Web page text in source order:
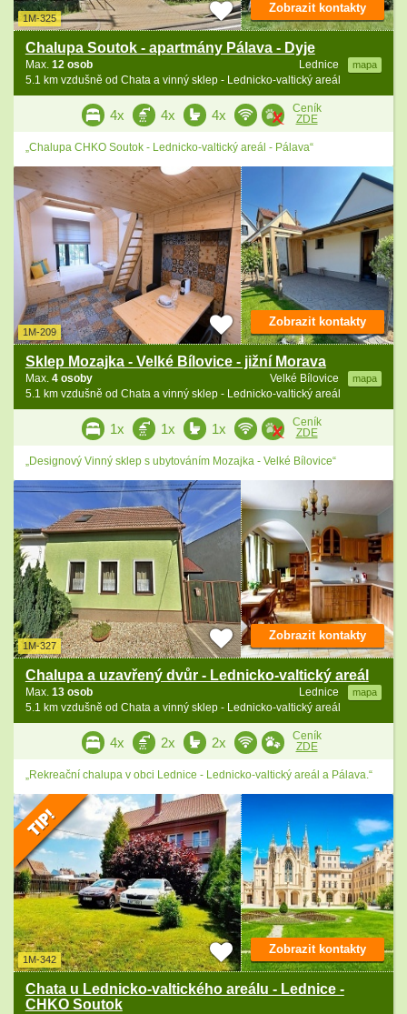
1M-325
Chalupa Soutok - apartmány Pálava - Dyje
Lednice mapa
Max. 12 osob
5.1 km vzdušně od Chata a vinný sklep - Lednicko-valtický areál
Zobrazit kontakty
4x 4x 4x
Ceník
ZDE
„Chalupa CHKO Soutok - Lednicko-valtický areál - Pálava“
1M-209
Sklep Mozajka - Velké Bílovice - jižní Morava
Velké Bílovice mapa
Max. 4 osoby
5.1 km vzdušně od Chata a vinný sklep - Lednicko-valtický areál
Zobrazit kontakty
1x 1x 1x
Ceník
ZDE
„Designový Vinný sklep s ubytováním Mozajka - Velké Bílovice“
1M-327
Chalupa a uzavřený dvůr - Lednicko-valtický areál
Lednice mapa
Max. 13 osob
5.1 km vzdušně od Chata a vinný sklep - Lednicko-valtický areál
Zobrazit kontakty
4x 2x 2x
Ceník
ZDE
„Rekreační chalupa v obci Lednice - Lednicko-valtický areál a Pálava.“
1M-342
Chata u Lednicko-valtického areálu - Lednice -
CHKO Soutok
Zobrazit kontakty